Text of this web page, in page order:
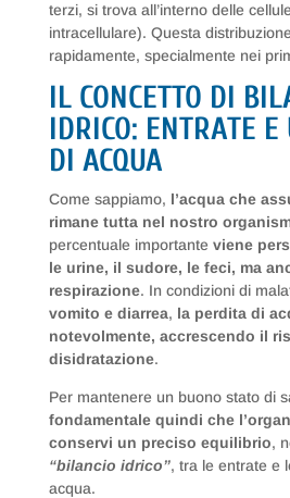
terzi, si trova all’interno delle
intracellulare). Questa
rapidamente, specialmente nei
IL CONCETTO DI
IDRICO: ENTRATE E
DI ACQUA
Come sappiamo, l’acqua che
rimane tutta nel nostro
percentuale importante viene
le urine, il sudore, le feci, ma
respirazione. In condizioni di
vomito e diarrea, la perdita di
notevolmente, accrescendo il
disidratazione.
Per mantenere un buono stato di
fondamentale quindi che
conservi un preciso equilibrio,
“bilancio idrico”, tra le entrate e
acqua.